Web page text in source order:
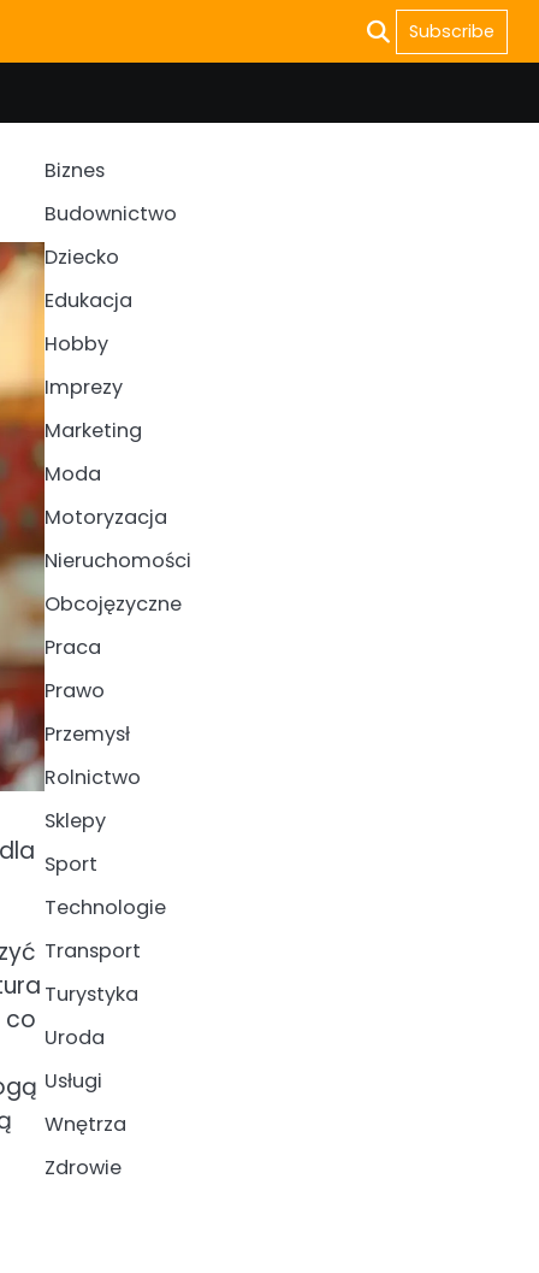
Subscribe
co
Biznes
Budownictwo
Dziecko
Edukacja
Hobby
Imprezy
Marketing
Moda
Motoryzacja
Nieruchomości
Obcojęzyczne
Praca
Prawo
Przemysł
Rolnictwo
Sklepy
Sport
Technologie
Transport
Turystyka
Uroda
Usługi
Wnętrza
Zdrowie